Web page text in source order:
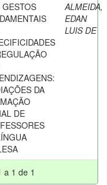
GESTOS
DA
DE
ALMEIDA,
EDAN
LUIS DE
a 1 de 1